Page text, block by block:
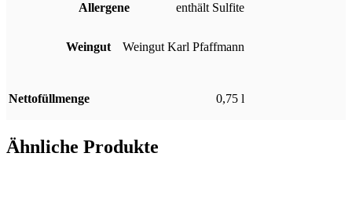
Allergene enthält Sulfite
Weingut Weingut Karl Pfaffmann
Nettofüllmenge 0,75 l
Ähnliche Produkte